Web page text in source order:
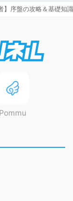
】序盤の攻略＆基礎知識
Pommu